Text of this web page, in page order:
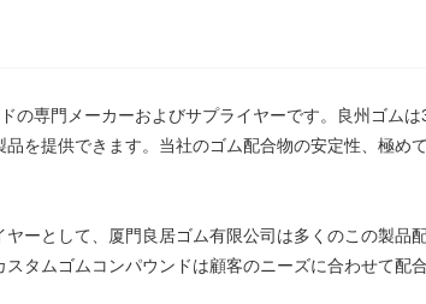
の専門メーカーおよびサプライヤーです。良州ゴム
を提供できます。当社のゴム配合物の安定性、極
ーとして、厦門良居ゴム有限公司は多くのこの製
タムゴムコンパウンドは顧客のニーズに合わせて